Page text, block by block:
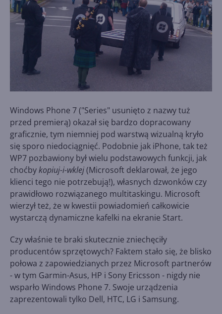
Windows Phone 7 ("Series" usunięto z nazwy tuż
przed premierą) okazał się bardzo dopracowany
graficznie, tym niemniej pod warstwą wizualną kryło
się sporo niedociągnięć. Podobnie jak iPhone, tak też
WP7 pozbawiony był wielu podstawowych funkcji, jak
choćbykopiuj-i-wklej(Microsoft deklarował, że jego
klienci tego nie potrzebują!), własnych dzwonków czy
prawidłowo rozwiązanego multitaskingu. Microsoft
wierzył też, że w kwestii powiadomień całkowicie
wystarczą dynamiczne kafelki na ekranie Start.
Czy właśnie te braki skutecznie zniechęciły
producentów sprzętowych? Faktem stało się, że blisko
połowa z zapowiedzianych przez Microsoft partnerów
- w tym Garmin-Asus, HP i Sony Ericsson - nigdy nie
wsparło Windows Phone 7. Swoje urządzenia
zaprezentowali tylko Dell, HTC, LG i Samsung.